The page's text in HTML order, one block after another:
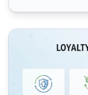
Quali sono i